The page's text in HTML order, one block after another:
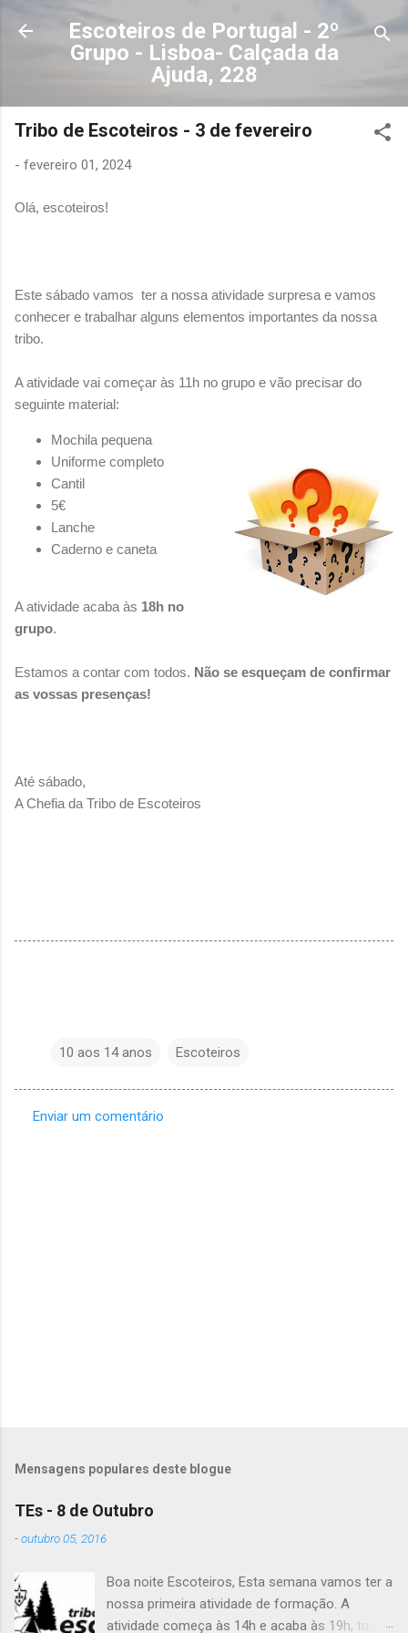
Avançar para o conteúdo principal
Escoteiros de Portugal - 2º
Grupo - Lisboa- Calçada da
Ajuda, 228
Tribo de Escoteiros - 3 de fevereiro
- fevereiro 01, 2024
Olá, escoteiros!
Este sábado vamos ter a nossa atividade surpresa e vamos
conhecer e trabalhar alguns elementos importantes da nossa
tribo.
A atividade vai começar às 11h no grupo e vão precisar do
seguinte material:
Mochila pequena
Uniforme completo
Cantil
5€
Lanche
Caderno e caneta
A atividade acaba às 18h no
grupo.
Estamos a contar com todos. Não se esqueçam de confirmar
as vossas presenças!
Até sábado,
A Chefia da Tribo de Escoteiros
10 aos 14 anos Escoteiros
Enviar um comentário
Mensagens populares deste blogue
TEs - 8 de Outubro
-outubro 05, 2016
Boa noite Escoteiros, Esta semana vamos ter a
nossa primeira atividade de formação. A
atividade começa às 14h e acaba às 19h, tudo